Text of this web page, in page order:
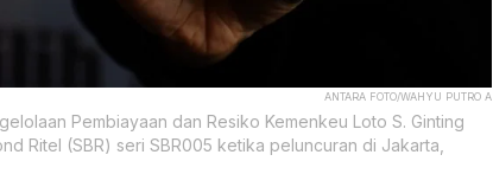
ANTARA FOTO/WAHYU PUTRO A
Pembiayaan dan Resiko Kemenkeu Loto S. Ginting
Ritel (SBR) seri SBR005 ketika peluncuran di Jakarta,